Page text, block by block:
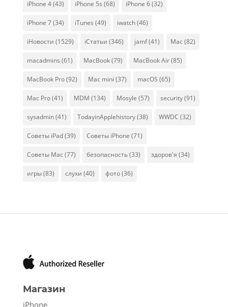
iPhone 4(43) iPhone 5s (68) iPhone 6(32)
iPhone 7(34) iTunes (49) iwatch(46)
iНовости (1529) iСтатьи (346) jamf(41) Mac (82)
macadmins (61) MacBook(79) MacBook Air(85)
MacBook Pro(92) Mac mini (37) macOS (65)
Mac Pro(41) MDM (134) Mosyle (57) security(91)
sysadmin(41) TodayinApplehistory(38) WWDC (32)
Советы iPad(39) Советы iPhone (71)
Советы Mac (77) безопасность(33) здоров'я (34)
игры(83) слухи (40) фото(36)
Магазин
iPhone